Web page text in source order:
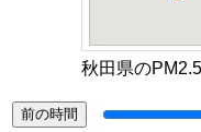
秋田県の